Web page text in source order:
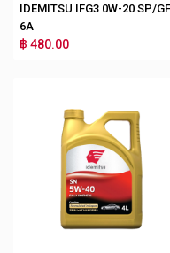
IDEMITSU IFG3 0W-20 SP/
6A
฿ 480.00